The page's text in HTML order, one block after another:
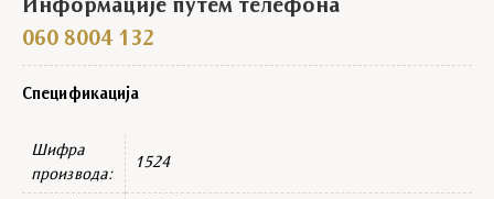
Информације путем телефона
060 8004 132
Спецификација
Шифра
производа:
1524